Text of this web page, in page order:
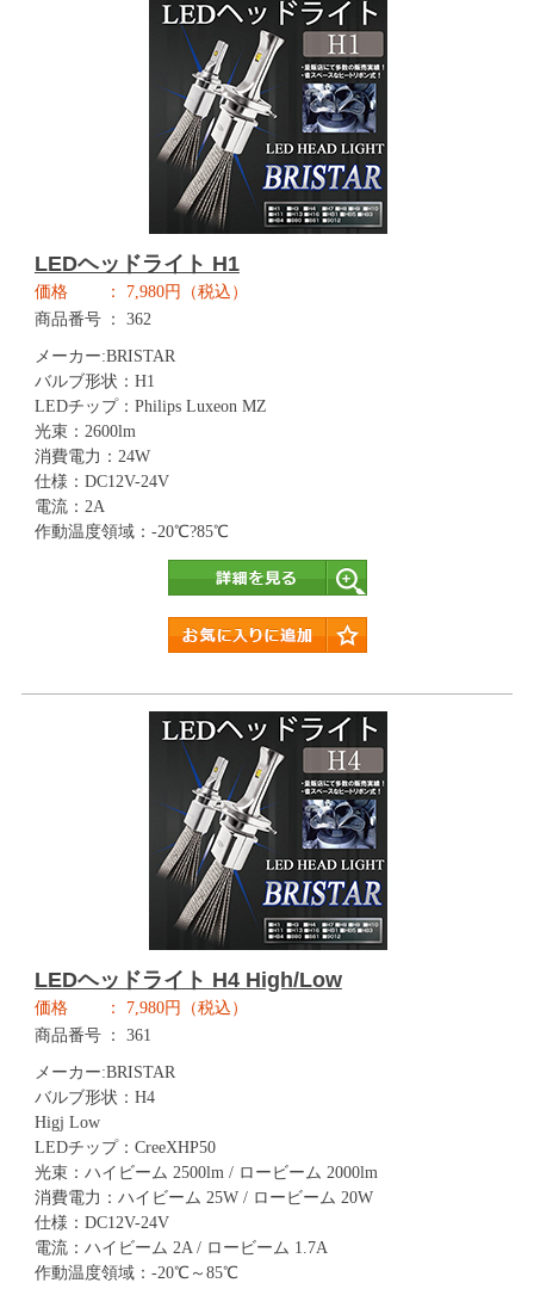
LEDヘッドライト H1
価格
7,980円（税込）
商品番号
362
メーカー:BRISTAR
バルブ形状：H1
LEDチップ：Philips Luxeon MZ
光束：2600lm
消費電力：24W
仕様：DC12V-24V
電流：2A
作動温度領域：-20℃?85℃
LEDヘッドライト H4 High/Low
価格
7,980円（税込）
商品番号
361
メーカー:BRISTAR
バルブ形状：H4
Higj Low
LEDチップ：CreeXHP50
光束：ハイビーム 2500lm / ロービーム 2000lm
消費電力：ハイビーム 25W / ロービーム 20W
仕様：DC12V-24V
電流：ハイビーム 2A / ロービーム 1.7A
作動温度領域：-20℃～85℃